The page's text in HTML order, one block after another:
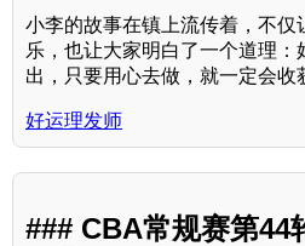
小李的故事在镇上流传着，不仅
乐，也让大家明白了一个道理
出，只要用心去做，就一定会收
好运理发师
### CBA常规赛第44